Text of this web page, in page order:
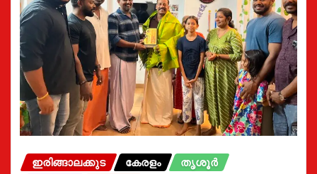
ഇരിങ്ങാലക്കുട കേരളം
തൃശൂർ